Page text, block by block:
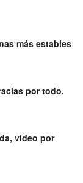
más estables
por todo.
vídeo por